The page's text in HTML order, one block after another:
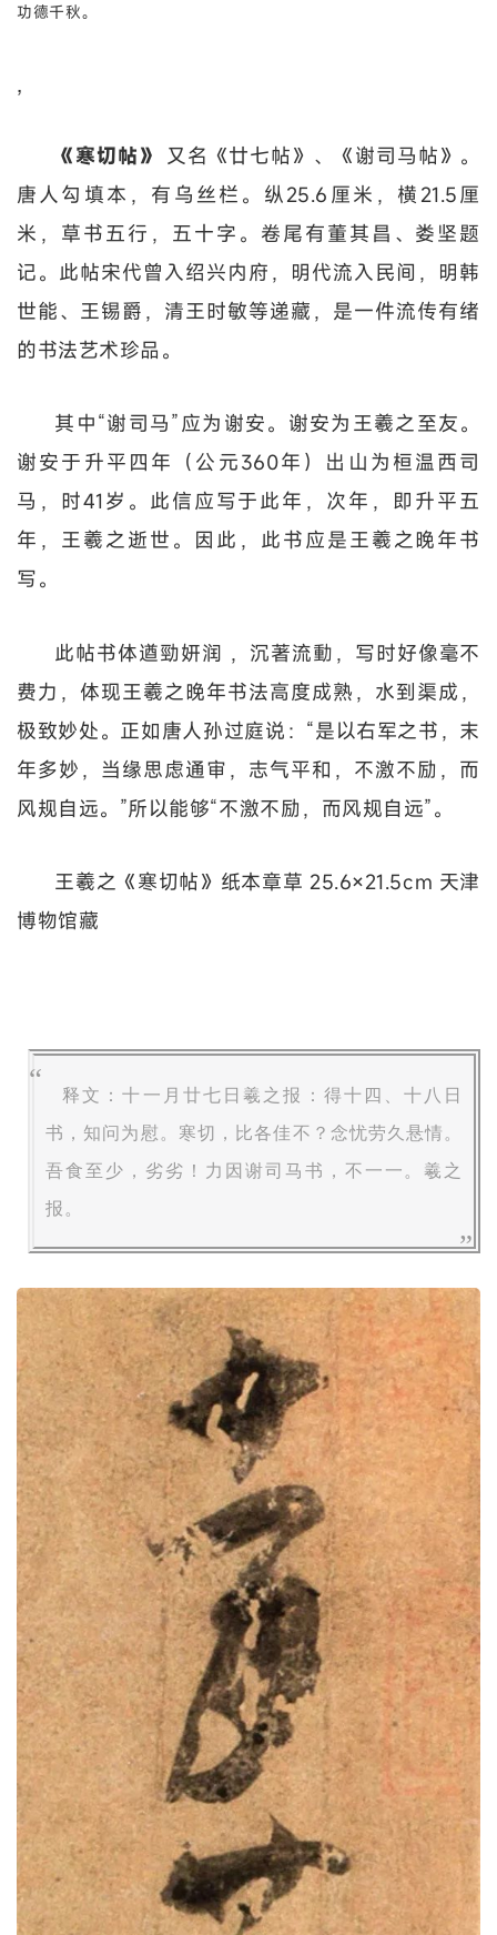
功德千秋。
,
《寒切帖》 又名《廿七帖》、《谢司马帖》。
唐人勾填本，有乌丝栏。纵25.6厘米，横21.5厘
米，草书五行，五十字。卷尾有董其昌、娄坚题
记。此帖宋代曾入绍兴内府，明代流入民间，明韩
世能、王锡爵，清王时敏等递藏，是一件流传有绪
的书法艺术珍品。
其中“谢司马”应为谢安。谢安为王羲之至友。
谢安于升平四年（公元360年）出山为桓温西司
马，时41岁。此信应写于此年，次年，即升平五
年，王羲之逝世。因此，此书应是王羲之晚年书
写。
此帖书体遒勁妍润 ，沉著流動，写时好像毫不
费力，体现王羲之晚年书法高度成熟，水到渠成，
极致妙处。正如唐人孙过庭说：“是以右军之书，末
年多妙，当缘思虑通审，志气平和，不激不励，而
风规自远。”所以能够“不激不励，而风规自远”。
王羲之《寒切帖》纸本章草 25.6×21.5cm 天津
博物馆藏
释文：十一月廿七日羲之报：得十四、十八日
书，知问为慰。寒切，比各佳不？念忧劳久悬情。
吾食至少，劣劣！力因谢司马书，不一一。羲之
报。